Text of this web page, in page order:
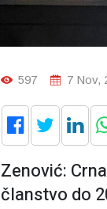
597 7 Nov,
Zenović:
članstvo do